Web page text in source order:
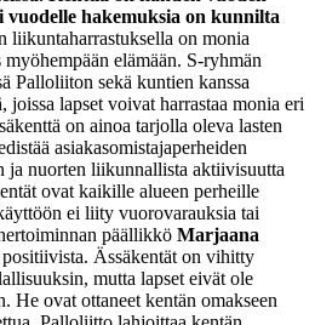
hakemuksia on kunnilta
liikuntaharrastuksella on monia
elämään. S-ryhmän
Palloliiton sekä kuntien kanssa
joissa lapset voivat harrastaa monia eri
on ainoa tarjolla oleva lasten
asiakasomistajaperheiden
ja nuorten liikunnallista aktiivisuutta
ovat kaikille alueen perheille
ei liity vuorovarauksia tai
päällikkö Marjaana
Ässäkentät on vihitty
mutta lapset eivät ole
He ovat ottaneet kentän omakseen